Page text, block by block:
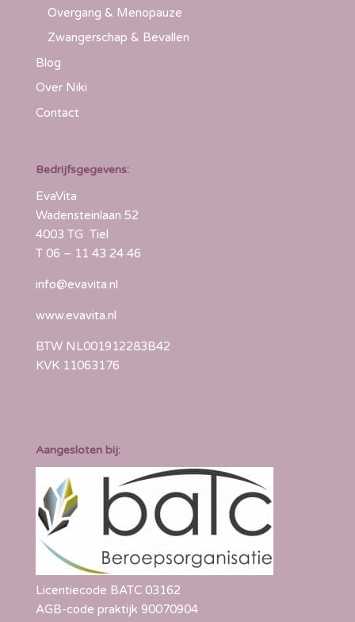
Overgang & Menopauze
Zwangerschap & Bevallen
Blog
Over Niki
Contact
Bedrijfsgegevens:
EvaVita
Wadensteinlaan 52
4003 TG Tiel
T 06 – 11 43 24 46
info@evavita.nl
www.evavita.nl
BTW NL001912283B42
KVK 11063176
Aangesloten bij:
Licentiecode BATC 03162
AGB-code praktijk 90070904